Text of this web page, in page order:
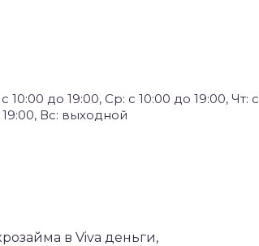
10:00 до 19:00, Ср: с 10:00 до 19:00, Чт: с
19:00, Вс: выходной
в Viva деньги,